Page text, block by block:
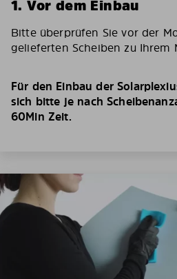
1. Vor dem Einbau
Bitte überprüfen Sie vor der
gelieferten Scheiben zu Ihrem
Für den Einbau der
sich bitte je nach
60Min Zeit.